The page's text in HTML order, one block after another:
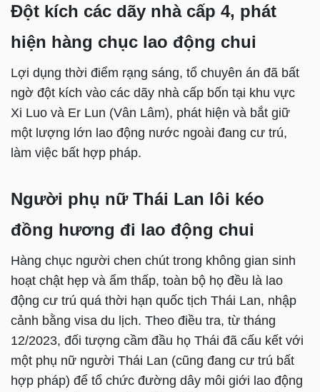
Đột kích các dãy nhà cấp 4, phát
hiện hàng chục lao động chui
Lợi dụng thời điểm rạng sáng, tổ chuyên án đã bất
ngờ đột kích vào các dãy nhà cấp bốn tại khu vực
Xi Luo và Er Lun (Vân Lâm), phát hiện và bắt giữ
một lượng lớn lao động nước ngoài đang cư trú,
làm việc bất hợp pháp.
Người phụ nữ Thái Lan lôi kéo
đồng hương đi lao động chui
Hàng chục người chen chút trong không gian sinh
hoạt chật hẹp và ẩm thấp, toàn bộ họ đều là lao
động cư trú quá thời hạn quốc tịch Thái Lan, nhập
cảnh bằng visa du lịch. Theo điều tra, từ tháng
12/2023, đối tượng cầm đầu họ Thái đã cấu kết với
một phụ nữ người Thái Lan (cũng đang cư trú bất
hợp pháp) để tổ chức đường dây môi giới lao động